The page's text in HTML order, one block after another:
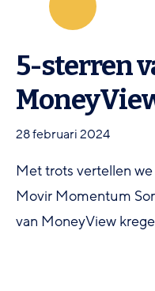
5-sterren
28 februari 2024
Met trots vertellen
Movir Momentum
van MoneyView